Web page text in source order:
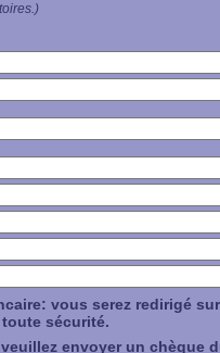
vous serez redirigé
sécurité.
envoyer un chèque